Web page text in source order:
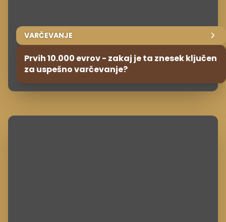
VARČEVANJE
Prvih 10.000 evrov - zakaj je ta znesek ključen
za uspešno varčevanje?